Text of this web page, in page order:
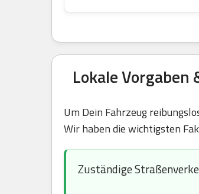
Lokale
Um Dein Fahrzeug
Wir haben die wichtigsten
Zuständige